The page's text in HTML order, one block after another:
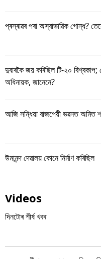
প্ৰস্ৰাৱৰ পৰা অস্বাভাৱিক গোন্ধ?
দুবাৰকৈ জয় কৰিছিল টি-২০
অধিনায়ক, জানেনে?
আজি সন্ধিয়া বাজপেয়ী ভৱনত অমিত
উমানন্দ দেৱালয় কোনে নিৰ্মাণ কৰিছিল
Videos
দিনটোৰ শীৰ্ষ খবৰ